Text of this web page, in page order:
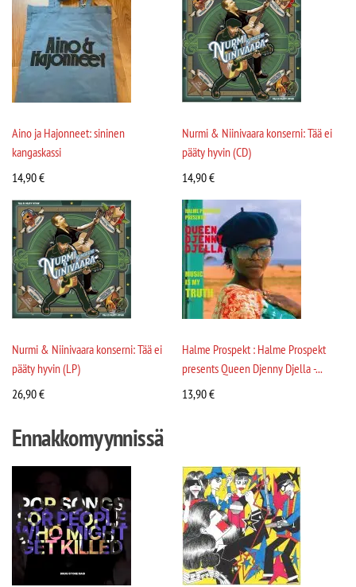
Aino ja Hajonneet: sininen
kangaskassi
14,90€
Nurmi & Niinivaara konserni: Tää ei
pääty hyvin (CD)
14,90€
Nurmi & Niinivaara konserni: Tää ei
pääty hyvin (LP)
26,90€
Halme Prospekt : Halme Prospekt
presents Queen Djenny Djella -...
13,90€
Ennakkomyynnissä